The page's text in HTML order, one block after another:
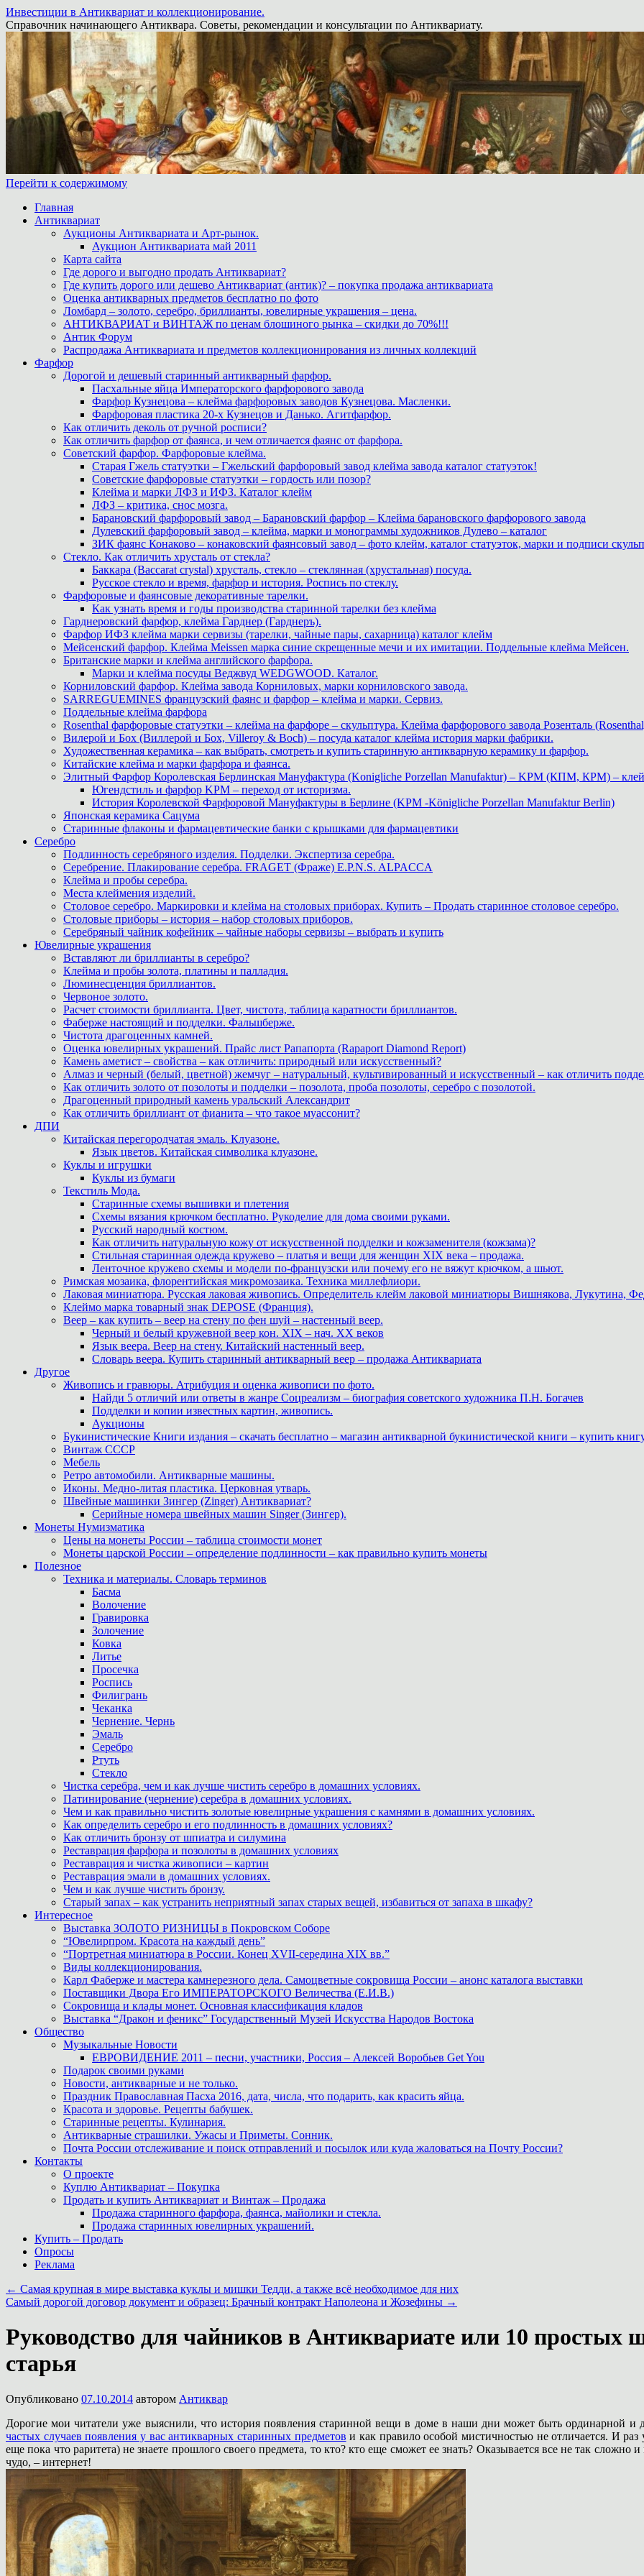
Инвестиции в Антиквариат и коллекционирование.
Справочник начинающего Антиквара. Советы, рекомендации и консультации по Антиквариату.
Перейти к содержимому
Главная
Антиквариат
Аукционы Антиквариата и Арт-рынок.
Аукцион Антиквариата май 2011
Карта сайта
Где дорого и выгодно продать Антиквариат?
Где купить дорого или дешево Антиквариат (антик)? – покупка продажа антиквариата
Оценка антикварных предметов бесплатно по фото
Ломбард – золото, серебро, бриллианты, ювелирные украшения – цена.
АНТИКВАРИАТ и ВИНТАЖ по ценам блошиного рынка – скидки до 70%!!!
Антик Форум
Распродажа Антиквариата и предметов коллекционирования из личных коллекций
Фарфор
Дорогой и дешевый старинный антикварный фарфор.
Пасхальные яйца Императорского фарфорового завода
Фарфор Кузнецова – клейма фарфоровых заводов Кузнецова. Масленки.
Фарфоровая пластика 20-х Кузнецов и Данько. Агитфарфор.
Как отличить деколь от ручной росписи?
Как отличить фарфор от фаянса, и чем отличается фаянс от фарфора.
Советский фарфор. Фарфоровые клейма.
Старая Гжель статуэтки – Гжельский фарфоровый завод клейма завода каталог статуэток!
Советские фарфоровые статуэтки – гордость или позор?
Клейма и марки ЛФЗ и ИФЗ. Каталог клейм
ЛФЗ – критика, снос мозга.
Барановский фарфоровый завод – Барановский фарфор – Клейма барановского фарфорового завода
Дулевский фарфоровый завод – клейма, марки и монограммы художников Дулево – каталог
ЗИК фаянс Конаково – конаковский фаянсовый завод – фото клейм, каталог статуэток, марки и подписи
Стекло. Как отличить хрусталь от стекла?
Баккара (Baccarat crystal) хрусталь, стекло – стеклянная (хрустальная) посуда.
Русское стекло и время, фарфор и история. Роспись по стеклу.
Фарфоровые и фаянсовые декоративные тарелки.
Как узнать время и годы производства старинной тарелки без клейма
Гарднеровский фарфор, клейма Гарднер (Гарднеръ).
Фарфор ИФЗ клейма марки сервизы (тарелки, чайные пары, сахарница) каталог клейм
Мейсенский фарфор. Клейма Meissen марка синие скрещенные мечи и их имитации. Поддельные клейма Мейсен.
Британские марки и клейма английского фарфора.
Марки и клейма посуды Веджвуд WEDGWOOD. Каталог.
Корниловский фарфор. Клейма завода Корниловых, марки корниловского завода.
SARREGUEMINES французский фаянс и фарфор – клейма и марки. Сервиз.
Поддельные клейма фарфора
Rosenthal фарфоровые статуэтки – клейма на фарфоре – скульптура. Клейма фарфорового завода Розенталь
Вилерой и Бох (Виллерой и Бох, Villeroy & Boch) – посуда каталог клейма история марки фабрики.
Художественная керамика – как выбрать, смотреть и купить старинную антикварную керамику и фарфор.
Китайские клейма и марки фарфора и фаянса.
Элитный Фарфор Королевская Берлинская Мануфактура (Konigliche Porzellan Manufaktur) – KPM (КПМ, КРМ) –
Югендстиль и фарфор KPM – переход от историзма.
История Королевской Фарфоровой Мануфактуры в Берлине (KPM -Königliche Porzellan Manufaktur Berlin)
Японская керамика Сацума
Старинные флаконы и фармацевтические банки с крышками для фармацевтики
Серебро
Подлинность серебряного изделия. Подделки. Экспертиза серебра.
Серебрение. Плакирование серебра. FRAGET (Фраже) E.P.N.S. ALPACCA
Клейма и пробы серебра.
Места клеймения изделий.
Столовое серебро. Маркировки и клейма на столовых приборах. Купить – Продать старинное столовое серебро.
Столовые приборы – история – набор столовых приборов.
Серебряный чайник кофейник – чайные наборы сервизы – выбрать и купить
Ювелирные украшения
Вставляют ли бриллианты в серебро?
Клейма и пробы золота, платины и палладия.
Люминесценция бриллиантов.
Червоное золото.
Расчет стоимости бриллианта. Цвет, чистота, таблица каратности бриллиантов.
Фаберже настоящий и подделки. Фальшберже.
Чистота драгоценных камней.
Оценка ювелирных украшений. Прайс лист Рапапорта (Rapaport Diamond Report)
Камень аметист – свойства – как отличить: природный или искусственный?
Алмаз и черный (белый, цветной) жемчуг – натуральный, культивированный и искусственный – как отличить
Как отличить золото от позолоты и подделки – позолота, проба позолоты, серебро с позолотой.
Драгоценный природный камень уральский Александрит
Как отличить бриллиант от фианита – что такое муассонит?
ДПИ
Китайская перегородчатая эмаль. Клуазоне.
Язык цветов. Китайская символика клуазоне.
Куклы и игрушки
Куклы из бумаги
Текстиль Мода.
Старинные схемы вышивки и плетения
Схемы вязания крючком бесплатно. Рукоделие для дома своими руками.
Русский народный костюм.
Как отличить натуральную кожу от искусственной подделки и кожзаменителя (кожзама)?
Стильная старинная одежда кружево – платья и вещи для женщин XIX века – продажа.
Ленточное кружево схемы и модели по-французски или почему его не вяжут крючком, а шьют.
Римская мозаика, флорентийская микромозаика. Техника миллефлиори.
Лаковая миниатюра. Русская лаковая живопись. Определитель клейм лаковой миниатюры Вишнякова, Лукутина,
Клеймо марка товарный знак DEPOSE (Франция).
Веер – как купить – веер на стену по фен шуй – настенный веер.
Черный и белый кружевной веер кон. XIX – нач. XX веков
Язык веера. Веер на стену. Китайский настенный веер.
Словарь веера. Купить старинный антикварный веер – продажа Антиквариата
Другое
Живопись и гравюры. Атрибуция и оценка живописи по фото.
Найди 5 отличий или ответы в жанре Соцреализм – биография советского художника П.Н. Богачев
Подделки и копии известных картин, живопись.
Аукционы
Букинистические Книги издания – скачать бесплатно – магазин антикварной букинистической книги – купить
Винтаж СССР
Мебель
Ретро автомобили. Антикварные машины.
Иконы. Медно-литая пластика. Церковная утварь.
Швейные машинки Зингер (Zinger) Антиквариат?
Серийные номера швейных машин Singer (Зингер).
Монеты Нумизматика
Цены на монеты России – таблица стоимости монет
Монеты царской России – определение подлинности – как правильно купить монеты
Полезное
Техника и материалы. Словарь терминов
Басма
Волочение
Гравировка
Золочение
Ковка
Литье
Просечка
Роспись
Филигрань
Чеканка
Чернение. Чернь
Эмаль
Серебро
Ртуть
Стекло
Чистка серебра, чем и как лучше чистить серебро в домашних условиях.
Патинирование (чернение) серебра в домашних условиях.
Чем и как правильно чистить золотые ювелирные украшения с камнями в домашних условиях.
Как определить серебро и его подлинность в домашних условиях?
Как отличить бронзу от шпиатра и силумина
Реставрация фарфора и позолоты в домашних условиях
Реставрация и чистка живописи – картин
Реставрация эмали в домашних условиях.
Чем и как лучше чистить бронзу.
Старый запах – как устранить неприятный запах старых вещей, избавиться от запаха в шкафу?
Интересное
Выставка ЗОЛОТО РИЗНИЦЫ в Покровском Соборе
“Ювелирпром. Красота на каждый день”
“Портретная миниатюра в России. Конец XVII-середина XIX вв.”
Виды коллекционирования.
Карл Фаберже и мастера камнерезного дела. Самоцветные сокровища России – анонс каталога выставки
Поставщики Двора Его ИМПЕРАТОРСКОГО Величества (Е.И.В.)
Сокровища и клады монет. Основная классификация кладов
Выставка “Дракон и феникс” Государственный Музей Искусства Народов Востока
Общество
Музыкальные Новости
ЕВРОВИДЕНИЕ 2011 – песни, участники, Россия – Алексей Воробьев Get You
Подарок своими руками
Новости, антикварные и не только.
Праздник Православная Пасха 2016, дата, числа, что подарить, как красить яйца.
Красота и здоровье. Рецепты бабушек.
Старинные рецепты. Кулинария.
Антикварные страшилки. Ужасы и Приметы. Сонник.
Почта России отслеживание и поиск отправлений и посылок или куда жаловаться на Почту России?
Контакты
О проекте
Куплю Антиквариат – Покупка
Продать и купить Антиквариат и Винтаж – Продажа
Продажа старинного фарфора, фаянса, майолики и стекла.
Продажа старинных ювелирных украшений.
Купить – Продать
Опросы
Реклама
← Самая крупная в мире выставка куклы и мишки Тедди, а также всё необходимое для них
Самый дорогой договор документ и образец: Брачный контракт Наполеона и Жозефины →
Руководство для чайников в Антиквариате или 10 простых
старья
Опубликовано 07.10.2014 автором Антиквар
Дорогие мои читатели уже выяснили, что история появления старинной вещи в доме в наши дни может быть ординарной и
частых случаев появления у вас антикварных старинных предметов и как правило особой мистичностью не отличается. И раз
еще пока что раритета) не знаете прошлого своего предмета, то кто? кто еще сможет ее знать? Оказывается все не так
чудо, – интернет!